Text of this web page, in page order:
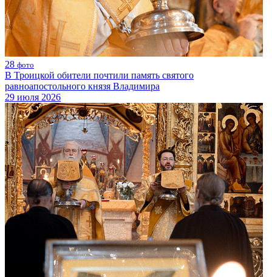
28 фото
В Троицкой обители почтили память святого
равноапостольного князя Владимира
29 июля 2026